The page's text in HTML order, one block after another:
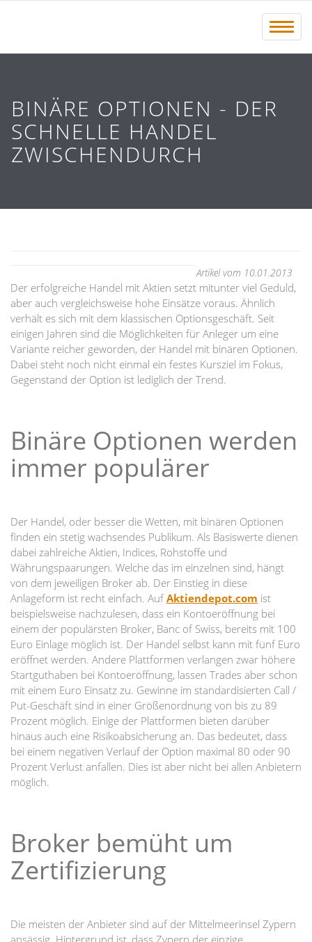
Menü
BINÄRE OPTIONEN - DER
SCHNELLE HANDEL
ZWISCHENDURCH
Artikel vom 10.01.2013
Der erfolgreiche Handel mit Aktien setzt mitunter viel Geduld,
aber auch vergleichsweise hohe Einsätze voraus. Ähnlich
verhält es sich mit dem klassischen Optionsgeschäft. Seit
einigen Jahren sind die Möglichkeiten für Anleger um eine
Variante reicher geworden, der Handel mit binären Optionen.
Dabei steht noch nicht einmal ein festes Kursziel im Fokus,
Gegenstand der Option ist lediglich der Trend.
Binäre Optionen werden
immer populärer
Der Handel, oder besser die Wetten, mit binären Optionen
finden ein stetig wachsendes Publikum. Als Basiswerte dienen
dabei zahlreiche Aktien, Indices, Rohstoffe und
Währungspaarungen. Welche das im einzelnen sind, hängt
von dem jeweiligen Broker ab. Der Einstieg in diese
Anlageform ist recht einfach. Auf Aktiendepot.com ist
beispielsweise nachzulesen, dass ein Kontoeröffnung bei
einem der populärsten Broker, Banc of Swiss, bereits mit 100
Euro Einlage möglich ist. Der Handel selbst kann mit fünf Euro
eröffnet werden. Andere Plattformen verlangen zwar höhere
Startguthaben bei Kontoeröffnung, lassen Trades aber schon
mit einem Euro Einsatz zu. Gewinne im standardisierten Call /
Put-Geschäft sind in einer Größenordnung von bis zu 89
Prozent möglich. Einige der Plattformen bieten darüber
hinaus auch eine Risikoabsicherung an. Das bedeutet, dass
bei einem negativen Verlauf der Option maximal 80 oder 90
Prozent Verlust anfallen. Dies ist aber nicht bei allen Anbietern
möglich.
Broker bemüht um
Zertifizierung
Die meisten der Anbieter sind auf der Mittelmeerinsel Zypern
ansässig. Hintergrund ist, dass Zypern der einzige